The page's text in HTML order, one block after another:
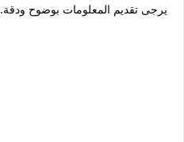
يرجى تقديم المعلومات بوضوح ودقة.